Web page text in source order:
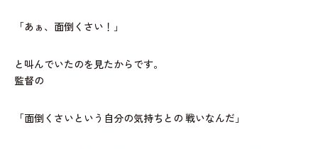
「あぁ、面倒くさい！」
と叫んでいたのを見たからです。
監督の
「面倒くさいという自分の気持ちとの 戦いなんだ」